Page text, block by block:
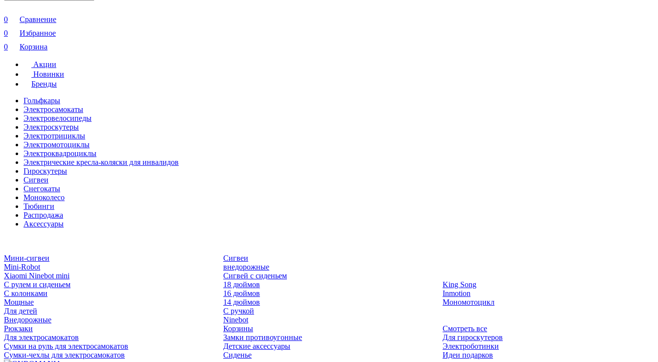
0
Сравнение
0
Избранное
0
Корзина
Акции
Новинки
Бренды
Гольфкары
Электросамокаты
Электровелосипеды
Электроскутеры
Электротрициклы
Электромотоциклы
Электроквадроциклы
Электрические кресла-коляски для инвалидов
Гироскутеры
Сигвеи
Снегокаты
Моноколесо
Тюбинги
Распродажа
Аксессуары
Мини-сигвеи
Mini-Robot
Xiaomi Ninebot mini
Сигвеи
внедорожные
Сигвей с сиденьем
С рулем и сиденьем
С колонками
Мощные
Для детей
Внедорожные
18 дюймов
16 дюймов
14 дюймов
С ручкой
Ninebot
King Song
Inmotion
Мономотоцикл
Рюкзаки
Для электросамокатов
Сумки на руль для электросамокатов
Сумки-чехлы для электросамокатов
Корзины
Замки противоугонные
Детские аксессуары
Сиденье
Смотреть все
Для гироскутеров
Электроботинки
Идеи подарков